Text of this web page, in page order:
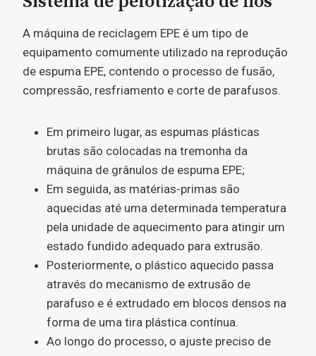
A máquina de reciclagem EPE é um tipo de
equipamento comumente utilizado na reprodução
de espuma EPE, contendo o processo de fusão,
compressão, resfriamento e corte de parafusos.
Em primeiro lugar, as espumas plásticas
brutas são colocadas na tremonha da
máquina de grânulos de espuma EPE;
Em seguida, as matérias-primas são
aquecidas até uma determinada temperatura
pela unidade de aquecimento para atingir um
estado fundido adequado para extrusão.
Posteriormente, o plástico aquecido passa
através do mecanismo de extrusão de
parafuso e é extrudado em blocos densos na
forma de uma tira plástica contínua.
Ao longo do processo, o ajuste preciso de